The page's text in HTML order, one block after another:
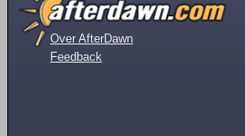
Over AfterDawn
Feedback